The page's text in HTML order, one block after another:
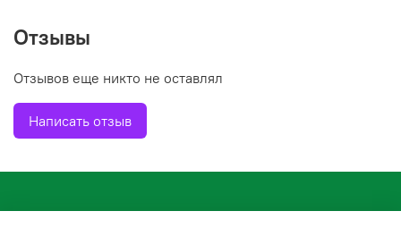
Отзывы
Отзывов еще никто не оставлял
Написать отзыв